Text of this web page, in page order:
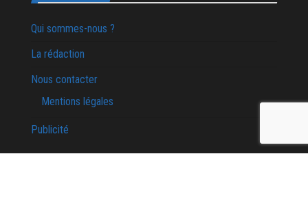
Qui sommes-nous ?
La rédaction
Nous contacter
Mentions légales
Publicité